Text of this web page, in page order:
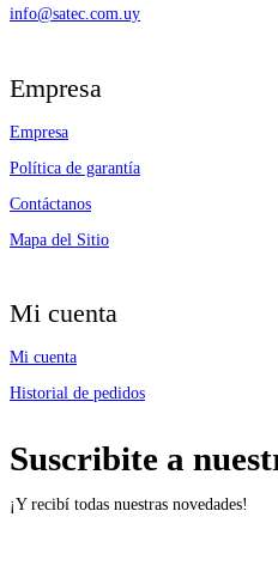
info@satec.com.uy
Empresa
Empresa
Política de garantía
Contáctanos
Mapa del Sitio
Mi cuenta
Mi cuenta
Historial de pedidos
Suscribite a
¡Y recibí todas nuestras novedades!